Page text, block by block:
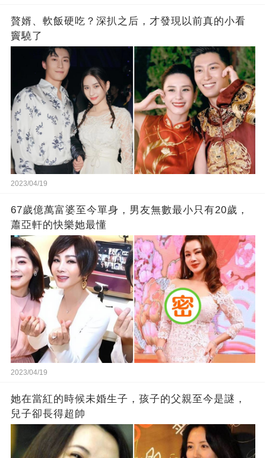
贅婿、軟飯硬吃？深扒之后，才發現以前真的小看
竇驍了
2023/04/19
67歲億萬富婆至今單身，男友無數最小只有20歲，
蕭亞軒的快樂她最懂
2023/04/19
她在當紅的時候未婚生子，孩子的父親至今是謎，
兒子卻長得超帥